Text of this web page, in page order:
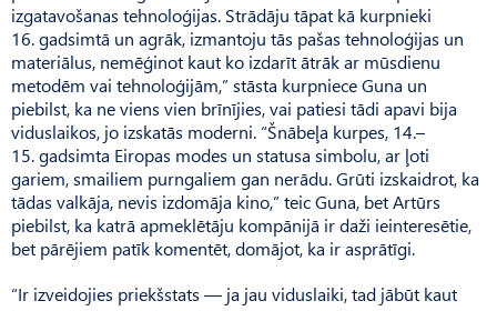
izgatavošanas tehnoloģijas. Strādāju tāpat kā kurpnieki
16. gadsimtā un agrāk, izmantoju tās pašas tehnoloģijas un
materiālus, nemēģinot kaut ko izdarīt ātrāk ar mūsdienu
metodēm vai tehnoloģijām,” stāsta kurpniece Guna un
piebilst, ka ne viens vien brīnījies, vai patiesi tādi apavi bija
viduslaikos, jo izskatās moderni. “Šnābeļa kurpes, 14.–
15. gad­simta Eiropas modes un statusa simbolu, ar ļoti
gariem, smailiem purngaliem gan nerādu. Grūti izskaidrot, ka
tādas valkāja, nevis izdomāja kino,” teic Guna, bet Artūrs
piebilst, ka katrā apmeklētāju kompānijā ir daži ieinteresētie,
bet pārējiem patīk komentēt, domājot, ka ir asprātīgi.
“Ir izveidojies priekšstats — ja jau viduslaiki, tad jābūt kaut